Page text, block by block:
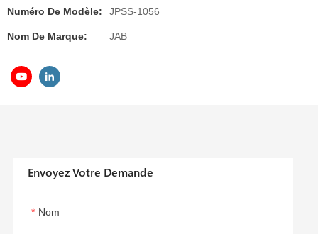
Numéro De Modèle:
JPSS-1056
Nom De Marque: JAB
Envoyez Votre Demande
Nom